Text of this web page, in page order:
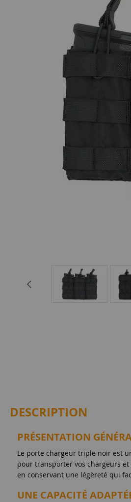
DESCRIPTION
PRÉSENTATION
Le porte chargeur triple noir est
pour transporter vos chargeurs
en conservant une légèreté qui
UNE CAPACITÉ